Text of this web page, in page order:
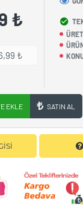
₺
₺
EKLE SATIN AL